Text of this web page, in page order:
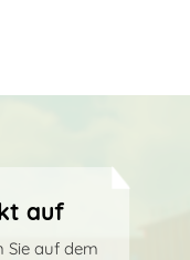
auf
Sie auf dem